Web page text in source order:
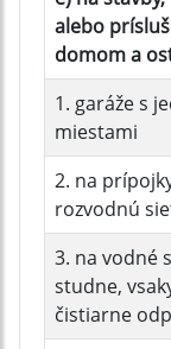
alebo
domom a
1. garáže s
miestami
2. na
rozvodnú
3. na vodné
studne,
čistiarne